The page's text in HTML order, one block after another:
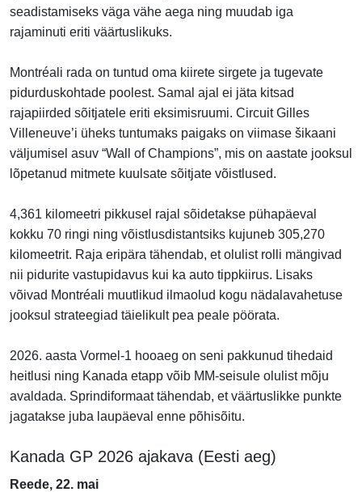
seadistamiseks väga vähe aega ning muudab iga
rajaminuti eriti väärtuslikuks.
Montréali rada on tuntud oma kiirete sirgete ja tugevate
pidurduskohtade poolest. Samal ajal ei jäta kitsad
rajapiirded sõitjatele eriti eksimisruumi. Circuit Gilles
Villeneuve’i üheks tuntumaks paigaks on viimase šikaani
väljumisel asuv “Wall of Champions”, mis on aastate jooksul
lõpetanud mitmete kuulsate sõitjate võistlused.
4,361 kilomeetri pikkusel rajal sõidetakse pühapäeval
kokku 70 ringi ning võistlusdistantsiks kujuneb 305,270
kilomeetrit. Raja eripära tähendab, et olulist rolli mängivad
nii pidurite vastupidavus kui ka auto tippkiirus. Lisaks
võivad Montréali muutlikud ilmaolud kogu nädalavahetuse
jooksul strateegiad täielikult pea peale pöörata.
2026. aasta Vormel-1 hooaeg on seni pakkunud tihedaid
heitlusi ning Kanada etapp võib MM-seisule olulist mõju
avaldada. Sprindiformaat tähendab, et väärtuslikke punkte
jagatakse juba laupäeval enne põhisõitu.
Kanada GP 2026 ajakava (Eesti aeg)
Reede, 22. mai